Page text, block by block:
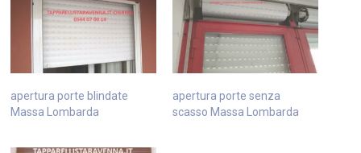
apertura porte blindate
Massa Lombarda
apertura porte senza
scasso Massa Lombarda